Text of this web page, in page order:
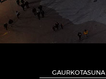
GAURKOTASUNA